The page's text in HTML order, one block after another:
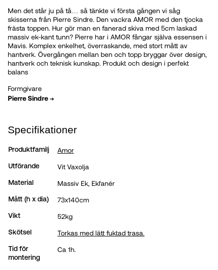
Men det står ju på tå… så tänkte vi första gången vi såg
skisserna från Pierre Sindre. Den vackra AMOR med den tjocka
frästa toppen. Hur gör man en fanerad skiva med 5cm laskad
massiv ek-kant tunn? Pierre har i AMOR fångar själva essensen i
Mavis. Komplex enkelhet, överraskande, med stort mått av
hantverk. Övergången mellan ben och topp bryggar över design,
hantverk och teknisk kunskap. Produkt och design i perfekt
balans
Formgivare
Pierre Sindre ➔
Specifikationer
Produktfamilj Amor
Utförande Vit Vaxolja
Material Massiv Ek, Ekfanér
Mått (h x dia) 73x140cm
Vikt 52kg
Skötsel Torkas med lätt fuktad trasa.
Tid för
montering
Ca 1h.